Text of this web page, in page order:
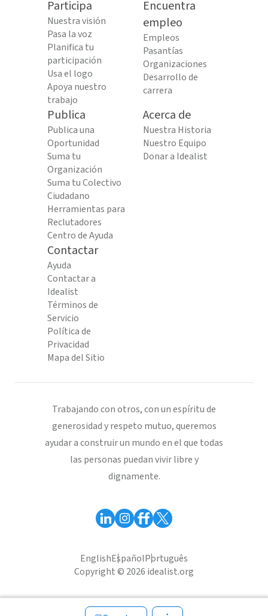
Participa
Nuestra visión
Pasa la voz
Planifica tu
participación
Usa el logo
Apoya nuestro
trabajo
Encuentra
empleo
Empleos
Pasantías
Organizaciones
Desarrollo de
carrera
Publica
Publica una
Oportunidad
Suma tu
Organización
Suma tu Colectivo
Ciudadano
Herramientas para
Reclutadores
Centro de Ayuda
Acerca de
Nuestra Historia
Nuestro Equipo
Donar a Idealist
Contactar
Ayuda
Contactar a
Idealist
Términos de
Servicio
Política de
Privacidad
Mapa del Sitio
Trabajando con otros, con un espíritu de
generosidad y respeto mutuo, queremos
ayudar a construir un mundo en el que todas
las personas puedan vivir libre y
dignamente.
EnglishEspañolPortuguês
Copyright © 2026 idealist.org